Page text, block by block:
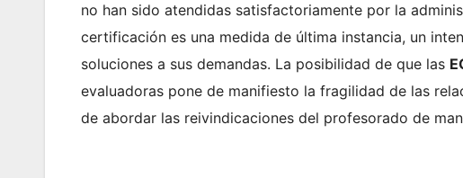
no han sido atendidas satisfactoriamente por la
certificación es una medida de última instancia, un
soluciones a sus demandas. La posibilidad de que las
evaluadoras pone de manifiesto la fragilidad de las
de abordar las reivindicaciones del profesorado de